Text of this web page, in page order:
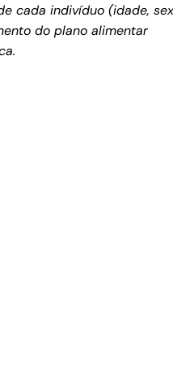
cada indivíduo (idade,
do plano alimentar